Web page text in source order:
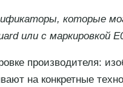
которые
или с маркировкой
производителя:
на конкретные